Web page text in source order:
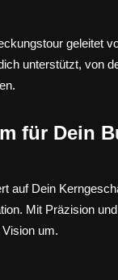
geleitet
unterstützt, von
für Dein
auf Dein
Mit Präzision
um.